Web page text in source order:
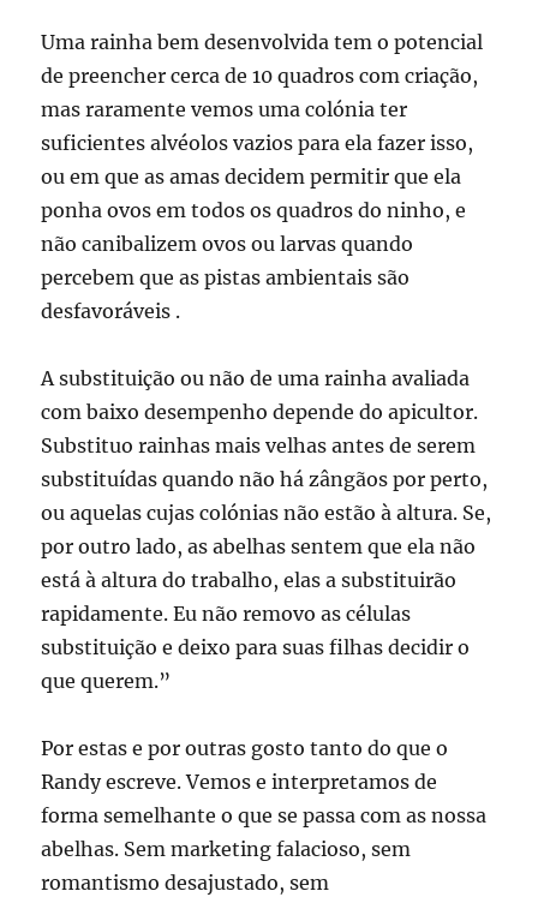
Uma rainha bem desenvolvida tem o potencial
de preencher cerca de 10 quadros com criação,
mas raramente vemos uma colónia ter
suficientes alvéolos vazios para ela fazer isso,
ou em que as amas decidem permitir que ela
ponha ovos em todos os quadros do ninho, e
não canibalizem ovos ou larvas quando
percebem que as pistas ambientais são
desfavoráveis .
A substituição ou não de uma rainha avaliada
com baixo desempenho depende do apicultor.
Substituo rainhas mais velhas antes de serem
substituídas quando não há zângãos por perto,
ou aquelas cujas colónias não estão à altura. Se,
por outro lado, as abelhas sentem que ela não
está à altura do trabalho, elas a substituirão
rapidamente. Eu não removo as células
substituição e deixo para suas filhas decidir o
que querem.”
Por estas e por outras gosto tanto do que o
Randy escreve. Vemos e interpretamos de
forma semelhante o que se passa com as nossa
abelhas. Sem marketing falacioso, sem
romantismo desajustado, sem